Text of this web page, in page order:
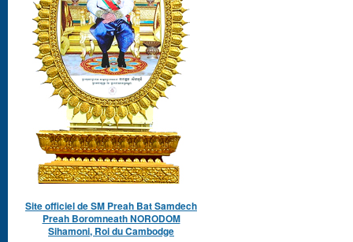
Site officiel de SM Preah Bat Samdech
Preah Boromneath NORODOM
Sihamoni, Roi du Cambodge